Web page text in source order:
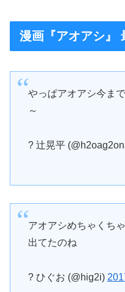
漫画『アオアシ』
やっぱアオアシ今ま
～
? 辻晃平
アオアシめちゃくち
出てたのね
? ひぐお (@hig2i)